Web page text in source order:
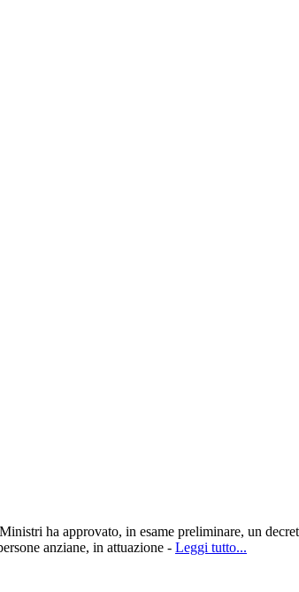
ha approvato, in esame preliminare, un
anziane, in attuazione - Leggi tutto...